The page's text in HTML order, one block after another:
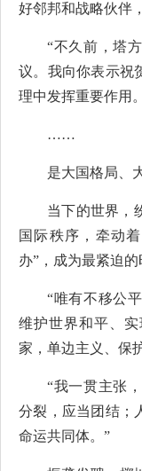
好邻邦和战略伙伴
“不久前，塔
议。我向你表示祝
理中发挥重要作用
……
是大国格局、
当下的世界，
国际秩序，牵动
办”，成为最紧迫的
“唯有不移公
维护世界和平、
家，单边主义、保
“我一贯主张
分裂，应当团结；
命运共同体。”